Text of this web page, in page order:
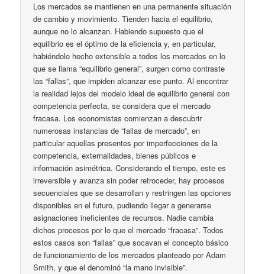
Los mercados se mantienen en una permanente situación
de cambio y movimiento. Tienden hacia el equilibrio,
aunque no lo alcanzan. Habiendo supuesto que el
equilibrio es el óptimo de la eficiencia y, en particular,
habiéndolo hecho extensible a todos los mercados en lo
que se llama “equilibrio general”, surgen como contraste
las “fallas”, que impiden alcanzar ese punto. Al encontrar
la realidad lejos del modelo ideal de equilibrio general con
competencia perfecta, se considera que el mercado
fracasa. Los economistas comienzan a descubrir
numerosas instancias de “fallas de mercado”, en
particular aquellas presentes por imperfecciones de la
competencia, externalidades, bienes públicos e
información asimétrica. Considerando el tiempo, este es
irreversible y avanza sin poder retroceder, hay procesos
secuenciales que se desarrollan y restringen las opciones
disponibles en el futuro, pudiendo llegar a generarse
asignaciones ineficientes de recursos. Nadie cambia
dichos procesos por lo que el mercado “fracasa”. Todos
estos casos son “fallas” que socavan el concepto básico
de funcionamiento de los mercados planteado por Adam
Smith, y que el denominó “la mano invisible”.